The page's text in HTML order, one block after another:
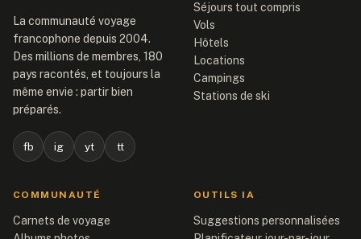
La communauté voyage
francophone depuis 2004.
Des millions de membres, 180
pays racontés, et toujours la
même envie : partir bien
préparés.
fb ig yt tt
Séjours tout compris
Vols
Hôtels
Locations
Campings
Stations de ski
COMMUNAUTÉ
Carnets de voyage
OUTILS IA
Suggestions personnalisées